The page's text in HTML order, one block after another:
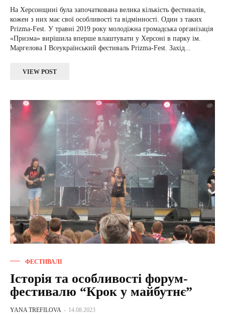
На Херсонщині була започаткована велика кількість фестивалів,
кожен з них має свої особливості та відмінності. Один з таких
Prizma-Fest. У травні 2019 року молодіжна громадська організація
«Призма» вирішила вперше влаштувати у Херсоні в парку ім.
Маргелова I Всеукраїнський фестиваль Prizma-Fest. Захід...
VIEW POST
ФЕСТИВАЛІ
Історія та особливості форум-
фестивалю “Крок у майбутнє”
YANA TREFILOVA - 14.08.2023